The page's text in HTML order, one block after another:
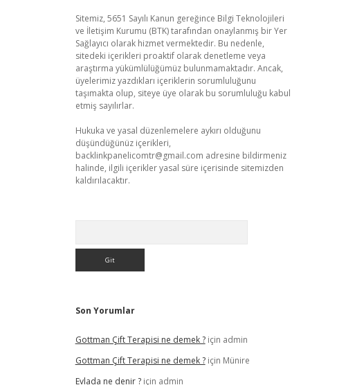
Sitemiz, 5651 Sayılı Kanun gereğince Bilgi Teknolojileri
ve İletişim Kurumu (BTK) tarafından onaylanmış bir Yer
Sağlayıcı olarak hizmet vermektedir. Bu nedenle,
sitedeki içerikleri proaktif olarak denetleme veya
araştırma yükümlülüğümüz bulunmamaktadır. Ancak,
üyelerimiz yazdıkları içeriklerin sorumluluğunu
taşımakta olup, siteye üye olarak bu sorumluluğu kabul
etmiş sayılırlar.
Hukuka ve yasal düzenlemelere aykırı olduğunu
düşündüğünüz içerikleri,
backlinkpanelicomtr@gmail.com adresine bildirmeniz
halinde, ilgili içerikler yasal süre içerisinde sitemizden
kaldırılacaktır.
Son Yorumlar
Gottman Çift Terapisi ne demek ?için admin
Gottman Çift Terapisi ne demek ?için Münire
Evlada ne denir ?için admin